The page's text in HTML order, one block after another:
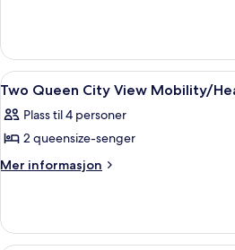
View
Mobility/Hearing
Access
Bathtub
King
City
View
Mobility/Hearing
Access
Bathtub
Åpne
alle
bildene
av
Two
View
Mobility/Hearing
1
Two Queen City View Mobility/
Plass til 4 personer
2 queensize-senger
Mer informasjon
Mer
Queen
City